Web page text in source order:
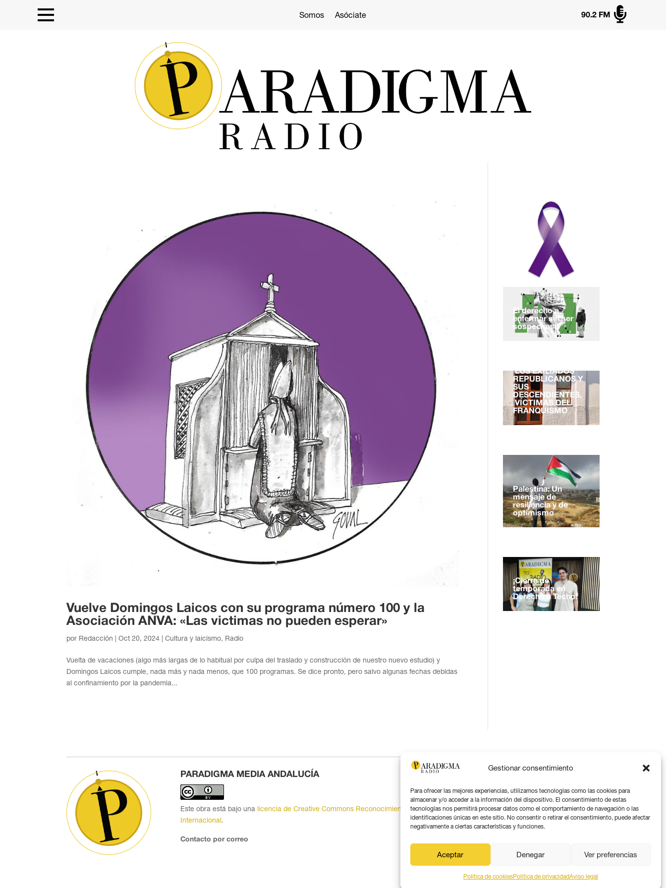
Gestionar consentimiento
Para ofrecer las mejores experiencias, utilizamos tecnologías como las cookies para
almacenar y/o acceder a la información del dispositivo. El consentimiento de estas
tecnologías nos permitirá procesar datos como el comportamiento de navegación o las
identificaciones únicas en este sitio. No consentir o retirar el consentimiento, puede afectar
negativamente a ciertas características y funciones.
Aceptar Denegar Ver preferencias
Política de cookiesPolitica de privacidadAviso legal
Somos Asóciate 
90.2 FM
Vuelve Domingos Laicos con su programa número 100 y la
Asociación ANVA: «Las victimas no pueden esperar»
por Redacción |Oct 20, 2024 |Cultura y laicismo, Radio
Vuelta de vacaciones (algo más largas de lo habitual por culpa del traslado y construcción de nuestro nuevo estudio) y
Domingos Laicos cumple, nada más y nada menos, que 100 programas. Se dice pronto, pero salvo algunas fechas debidas
al confinamiento por la pandemia...
El derecho a
enfermar sin ser
sospechoso
LOS EXILIADOS
REPUBLICANOS Y
SUS
DESCENDIENTES,
VÍCTIMAS DEL
FRANQUISMO
Palestina: Un
mensaje de
resiliencia y de
optimismo
¡Cierre de
temporada en
Derecho a Techo!
PARADIGMA MEDIA ANDALUCÍA
Este obra está bajo una licencia de Creative Commons Reconocimiento 4.0
Internacional.
Contacto por correo
Aviso legal
Política de privacidad